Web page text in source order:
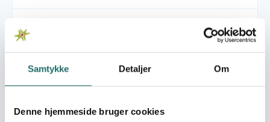
Samtykke Detaljer Om
Denne hjemmeside bruger cookies
Naboskab - Resiliens
og Demokratiudvikling
Ukraine
World goals:
Goal 4: Quality
Goal 10: Reduced